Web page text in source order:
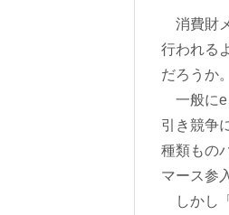
消費財
行われる
だろうか。
一般にe
引き競争
種類もの
マース参
しかし